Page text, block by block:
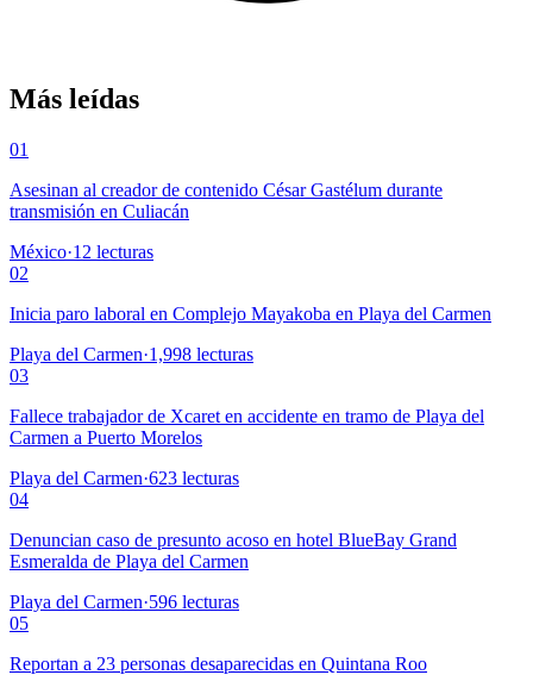
Más leídas
01
Asesinan al creador de contenido César Gastélum durante
transmisión en Culiacán
México·12 lecturas
02
Inicia paro laboral en Complejo Mayakoba en Playa del Carmen
Playa del Carmen·1,998 lecturas
03
Fallece trabajador de Xcaret en accidente en tramo de Playa del
Carmen a Puerto Morelos
Playa del Carmen·623 lecturas
04
Denuncian caso de presunto acoso en hotel BlueBay Grand
Esmeralda de Playa del Carmen
Playa del Carmen·596 lecturas
05
Reportan a 23 personas desaparecidas en Quintana Roo